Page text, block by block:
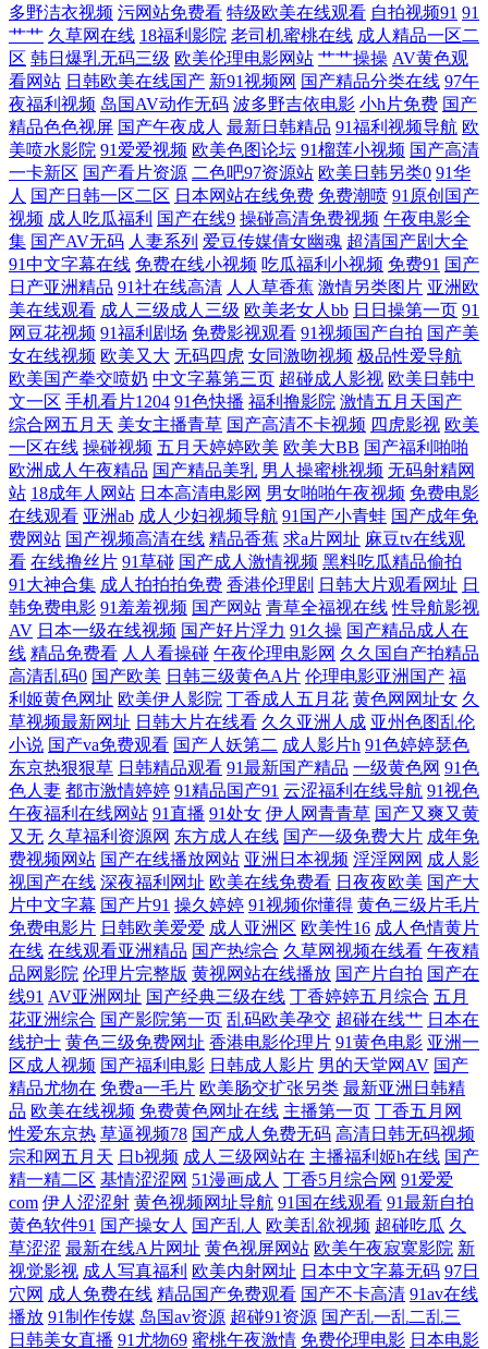
看 91豆花成人 国产做在线观看 先锋影音偷拍 97干资源超碰在线 手机福利
视频导航0 91制片国产精品 欧美拍拍视频 91蜜桃A片视频 久久爱九九
91av在线导航丝袜 大香蕉伊伊阴包在线8 五月丁香网站 91在线美脚丝袜
蜜桃一区二区亚洲 91va视频 91福利社迅雷 五月天色色影院 99视频在线你
懂得 欧美性爱亚洲色图91 91天堂网在线 久久婷婷精品 91n日日视频网址
国产草草草久久www 91VA午夜福利 国产黑丝视频 婷婷午夜 传媒AV影视
色日韩欧美网 福利导航老司机 五月天av资源男人网 91淫库 色9精品 97在
线偷拍视频 欧美一级在线 91啪啪视频 久久神马 69麻豆 岛国福利社 影音
先锋AV导航 韩国美女领居自蔚 91在线在线 少妇熟女一区二区 99久久一区
五月婷婷女同 www国产品精 三级黄免费观看 99这里是精品 日韩调教影音
先锋 91网页免费入囗 女同自慰网站 91蝌蚪少妇 九九在线视频 91cn免费网
站 91国内视频国内 91福利剧场 狼友91视频 91后入在线 九九久久九99 91p
最新网址 国内自拍99 影视先锋中文AV少妇 国产精品熟女三区 亚洲精品人
妻色 丰满少妇精品一区二区 91ri精品 黄色视屏av 丰满少妇一区二区 91蜜
臀人妻中文 人人色vvv 91深夜福利社区 蜜桃成人无码一区 91精品福利在
线 男人天堂99操逼 91免费版在线观看 男人的天堂A片 91嫩草嫩草蜜桃久
久 91成人超碰 丝瓜网站 www夜夜肏肏 丝袜人妻中出无码 AV倫理巨乳性
爱 污黄10 传媒在线视频 五月婷婷激情深爱网 超碰97在线观看99 九九精品
九九 91传媒蜜桃 国产在线92 精品久久中文慕人妻 99精品一级 日本阿v中
文字幕 综合色色亭亭 91网站高清在线观看 国产综合艹屄片 日韩无日韩电
影 91福利社视频国产精品 极品五月花综合 91视频在线观看播放 日韩av最
新 国产1区卡一卡二 91在线国产足交 先锋成人色av影院 东方AV最新 夜色
邦福利网青青久 国产久草精品 91人操 人妻AV福利 97性视频 丝袜诱惑视
频91 波多野结衣先锋影音 伪娘自拍一区 超碰97欧美极品 无码福利导航 成
多野洁衣视频 污网站免费看 特级欧美在线观看 自拍视频91 91
艹艹 久草网在线 18福利影院 老司机蜜桃在线 成人精品一区二
区 韩日爆乳无码三级 欧美伦理电影网站 艹艹操操 AV黄色观
看网站 日韩欧美在线国产 新91视频网 国产精品分类在线 97午
夜福利视频 岛国AV动作无码 波多野吉依电影 小h片免费 国产
精品色色视屏 国产午夜成人 最新日韩精品 91福利视频导航 欧
美喷水影院 91爱爱视频 欧美色图论坛 91榴莲小视频 国产高清
一卡新区 国产看片资源 二色吧97资源站 欧美日韩另类0 91华
人 国产日韩一区二区 日本网站在线免费 免费潮喷 91原创国产
视频 成人吃瓜福利 国产在线9 操碰高清免费视频 午夜电影全
集 国产AV无码 人妻系列 爱豆传媒倩女幽魂 超清国产剧大全
91中文字幕在线 免费在线小视频 吃瓜福利小视频 免费91 国产
日产亚洲精品 91社在线高清 人人草香蕉 激情另类图片 亚洲欧
美在线观看 成人三级成人三级 欧美老女人bb 日日操第一页 91
网豆花视频 91福利剧场 免费影视观看 91视频国产自拍 国产美
女在线视频 欧美又大 无码四虎 女同激吻视频 极品性爱导航
欧美国产拳交喷奶 中文字幕第三页 超碰成人影视 欧美日韩中
文一区 手机看片1204 91色快播 福利撸影院 激情五月天国产
综合网五月天 美女主播青草 国产高清不卡视频 四虎影视 欧美
一区在线 操碰视频 五月天婷婷欧美 欧美大BB 国产福利啪啪
欧洲成人午夜精品 国产精品美乳 男人操蜜桃视频 无码射精网
站 18成年人网站 日本高清电影网 男女啪啪午夜视频 免费电影
在线观看 亚洲ab 成人少妇视频导航 91国产小青蛙 国产成年免
费网站 国产视频高清在线 精品香蕉 求a片网址 麻豆tv在线观
看 在线撸丝片 91草碰 国产成人激情视频 黑料吃瓜精品偷拍
91大神合集 成人拍拍拍免费 香港伦理剧 日韩大片观看网址 日
韩免费电影 91羞羞视频 国产网站 青草全福视在线 性导航影视
AV 日本一级在线视频 国产好片浮力 91久操 国产精品成人在
线 精品免费看 人人看操碰 午夜伦理电影网 久久国自产拍精品
高清乱码0 国产欧美 日韩三级黄色A片 伦理电影亚洲国产 福
利姬黄色网址 欧美伊人影院 丁香成人五月花 黄色网网址女 久
草视频最新网址 日韩大片在线看 久久亚洲人成 亚州色图乱伦
小说 国产va免费观看 国产人妖第二 成人影片h 91色婷婷瑟色
东京热狠狠草 日韩精品观看 91最新国产精品 一级黄色网 91色
色人妻 都市激情婷婷 91精品国产91 云涩福利在线导航 91视色
午夜福利在线网站 91直播 91处女 伊人网青青草 国产又爽又黄
又无 久草福利资源网 东方成人在线 国产一级免费大片 成年免
费视频网站 国产在线播放网站 亚洲日本视频 淫淫网网 成人影
视国产在线 深夜福利网址 欧美在线免费看 日夜夜欧美 国产大
片中文字幕 国产片91 操久婷婷 91视频你懂得 黄色三级片毛片
免费电影片 日韩欧美爱爱 成人亚洲区 欧美性16 成人色情黄片
在线 在线观看亚洲精品 国产热综合 久草网视频在线看 午夜精
品网影院 伦理片完整版 黄视网站在线播放 国产片自拍 国产在
线91 AV亚洲网址 国产经典三级在线 丁香婷婷五月综合 五月
花亚洲综合 国产影院第一页 乱码欧美孕交 超碰在线艹 日本在
线护士 黄色三级免费网址 香港电影伦理片 91黄色电影 亚洲一
区成人视频 国产福利电影 日韩成人影片 男的天堂网AV 国产
精品尤物在 免费a一毛片 欧美肠交扩张另类 最新亚洲日韩精
品 欧美在线视频 免费黄色网址在线 主播第一页 丁香五月网
性爱东京热 草逼视频78 国产成人免费无码 高清日韩无码视频
宗和网五月天 日b视频 成人三级网站在 主播福利姬h在线 国产
精一精二区 基情涩涩网 51漫画成人 丁香5月综合网 91爱爱
com 伊人涩涩射 黄色视频网址导航 91国在线观看 91最新自拍
黄色软件91 国产操女人 国产乱人 欧美乱欲视频 超碰吃瓜 久
草涩涩 最新在线A片网址 黄色视屏网站 欧美午夜寂寞影院 新
视觉影视 成人写真福利 欧美内射网址 日本中文字幕无码 97日
穴网 成人免费在线 精品国产免费观看 国产不卡高清 91av在线
播放 91制作传媒 岛国av资源 超碰91资源 国产乱一乱二乱三
日韩美女直播 91尤物69 蜜桃午夜激情 免费伦理电影 日本电影